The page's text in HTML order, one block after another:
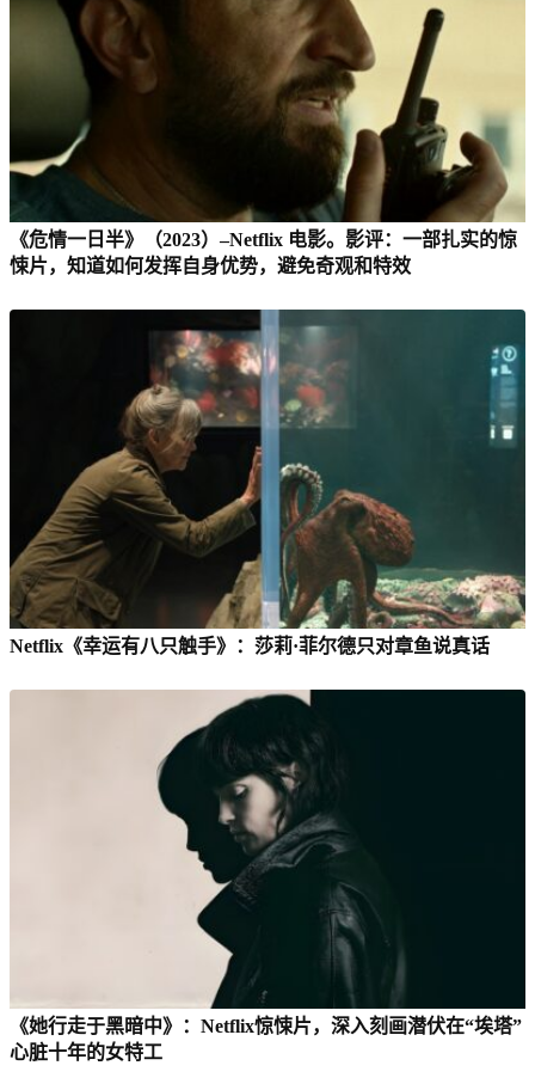
《危情一日半》（2023）–Netflix 电影。影评：一部扎实的惊
悚片，知道如何发挥自身优势，避免奇观和特效
Netflix《幸运有八只触手》：莎莉·菲尔德只对章鱼说真话
《她行走于黑暗中》：Netflix惊悚片，深入刻画潜伏在“埃塔”
心脏十年的女特工